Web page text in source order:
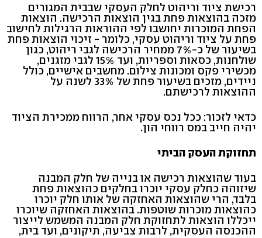
רכישת ציוד וריהוט לחלק העסקי שבבית המגורים
מזכה בהוצאות פחת בגין הוצאות הרכישה. הוצאות
הפחת המוכרות יחושבו לפי ההוראות הרגילות לחישוב
פחת על ציוד וריהוט עסקי, כלומר - זיכוי הוצאות פחת
בשיעור של כ-7% ממחיר הרכישה לגבי ריהוט, כגון
שולחנות, כסאות וספריות, ועד 15% לגבי מזגנים,
מכשירי פקס ומכונות צילום. מחשבים אישיים, כולל
ניידים, מזכים בשיעור פחת של 33% לשנה על
ההוצאות לרכישתם.
כדאי לזכור: ככל נכס עסקי אחר, הרווח ממכירת הציוד
יהיה חייב במס רווחי הון.
תחזוקת העסק הביתי
בעוד שהוצאות רכישה או בנייה של חלק המבנה
שיזוהה כחלק עסקי יוכרו בחלקים כהוצאות פחת
בלבד, הרי שהוצאות האחזקה של אותו חלק יוכרו
כהוצאות מוכרות שוטפות. בהוצאות האחזקה שיוכרו
ייכללו הוצאות לתחזוקת חלק המבנה המשמש לייצור
ההכנסה העסקית, לרבות צביעה, תיקונים, ועד בית,